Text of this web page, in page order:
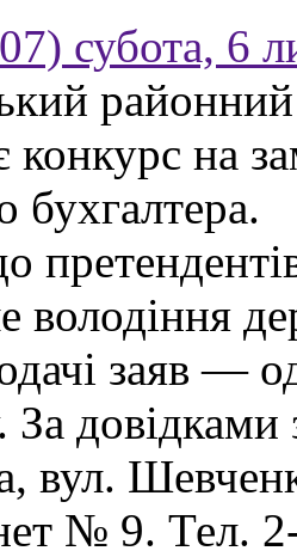
субота, 6
районний
конкурс на
бухгалтера.
володіння
заяв —
За
вул.
№ 9. Тел.